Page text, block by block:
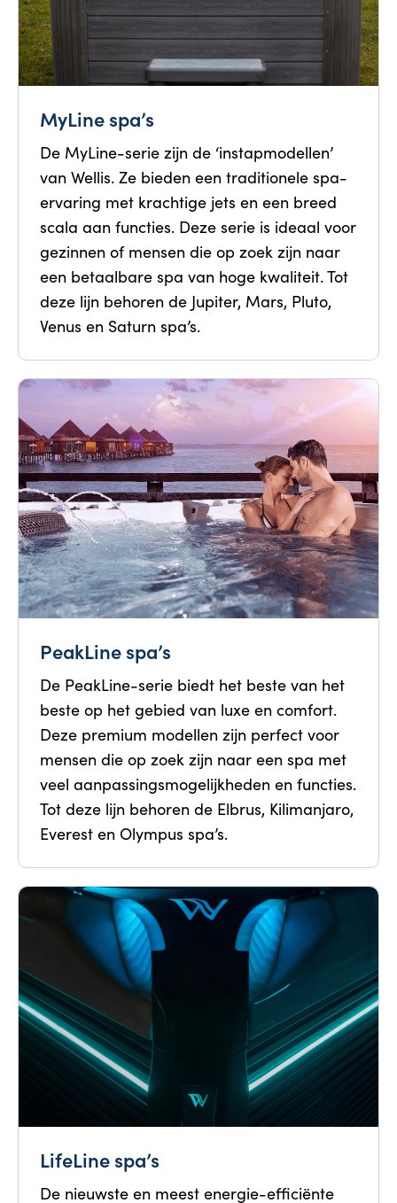
MyLine spa’s
De MyLine-serie zijn de ‘instapmodellen’
van Wellis. Ze bieden een traditionele spa-
ervaring met krachtige jets en een breed
scala aan functies. Deze serie is ideaal voor
gezinnen of mensen die op zoek zijn naar
een betaalbare spa van hoge kwaliteit. Tot
deze lijn behoren de Jupiter, Mars, Pluto,
Venus en Saturn spa’s.
PeakLine spa’s
De PeakLine-serie biedt het beste van het
beste op het gebied van luxe en comfort.
Deze premium modellen zijn perfect voor
mensen die op zoek zijn naar een spa met
veel aanpassingsmogelijkheden en functies.
Tot deze lijn behoren de Elbrus, Kilimanjaro,
Everest en Olympus spa’s.
LifeLine spa’s
De nieuwste en meest energie-efficiënte